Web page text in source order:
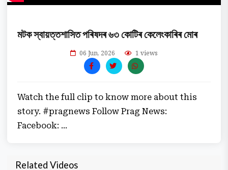
মটক স্বায়ত্তশাসিত পৰিষদৰ ৬৩ কোটিৰ কেলেংকাৰিৰ মোৰ
06 Jun, 2026 1 views
Watch the full clip to know more about this
story. #pragnews Follow Prag News:
Facebook: ...
Related Videos